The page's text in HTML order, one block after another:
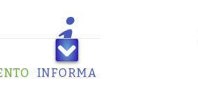
INFORMA